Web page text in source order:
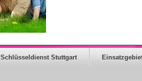
Schlüsseldienst Stuttgart